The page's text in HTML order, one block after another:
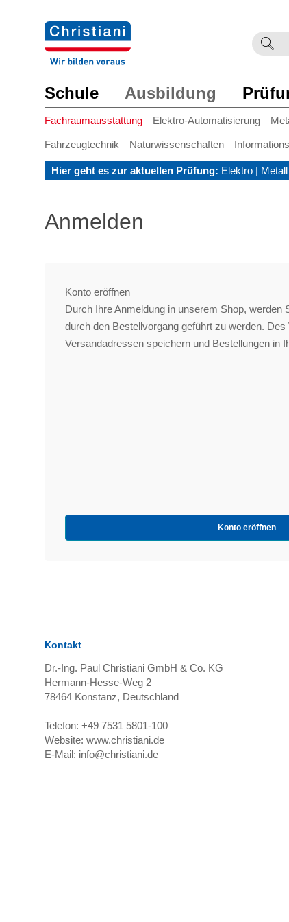
Schule Ausbildung
Fachraumausstattung Elektro-Automatisierung
Fahrzeugtechnik Naturwissenschaften
Hier geht es zur aktuellen Prüfung: Elektro | Metall
Anmelden
Konto eröffnen
Durch Ihre Anmeldung in unserem Shop, werden
durch den Bestellvorgang geführt zu werden.
Versandadressen speichern und Bestellungen in
Konto eröffnen
Kontakt
Dr.-Ing. Paul Christiani GmbH & Co. KG
Hermann-Hesse-Weg 2
78464Konstanz, Deutschland
Telefon: +49 7531 5801-100
Website: www.christiani.de
E-Mail: info@christiani.de